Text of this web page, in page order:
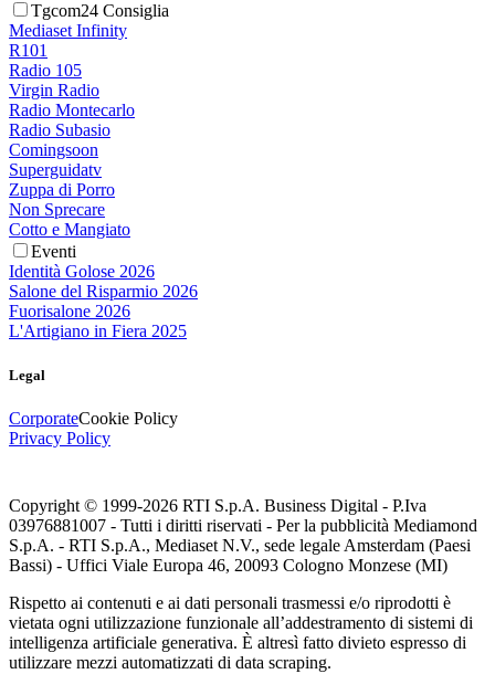
Tgcom24 Consiglia
Mediaset Infinity
R101
Radio 105
Virgin Radio
Radio Montecarlo
Radio Subasio
Comingsoon
Superguidatv
Zuppa di Porro
Non Sprecare
Cotto e Mangiato
Eventi
Identità Golose 2026
Salone del Risparmio 2026
Fuorisalone 2026
L'Artigiano in Fiera 2025
Legal
CorporateCookie Policy
Privacy Policy
Copyright © 1999-2026 RTI S.p.A. Business Digital - P.Iva
03976881007 - Tutti i diritti riservati - Per la pubblicità Mediamond
S.p.A. - RTI S.p.A., Mediaset N.V., sede legale Amsterdam (Paesi
Bassi) - Uffici Viale Europa 46, 20093 Cologno Monzese (MI)
Rispetto ai contenuti e ai dati personali trasmessi e/o riprodotti è
vietata ogni utilizzazione funzionale all’addestramento di sistemi di
intelligenza artificiale generativa. È altresì fatto divieto espresso di
utilizzare mezzi automatizzati di data scraping.